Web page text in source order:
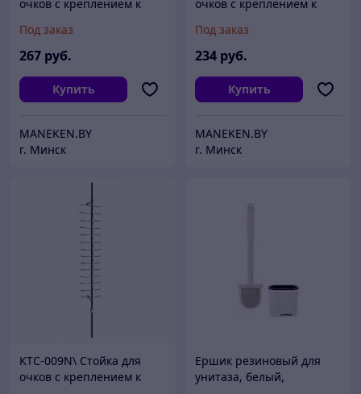
очков с креплением к
Под заказ
267 руб.
Купить
MANEKEN.BY
г. Минск
очков с креплением к
Под заказ
234 руб.
Купить
MANEKEN.BY
г. Минск
KTC-009N\ Стойка для
очков с креплением к
Ершик резиновый для
унитаза, белый,